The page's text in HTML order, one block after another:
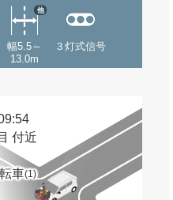
幅5.5～
13.0m
他
３灯式信号
付近
車(1)